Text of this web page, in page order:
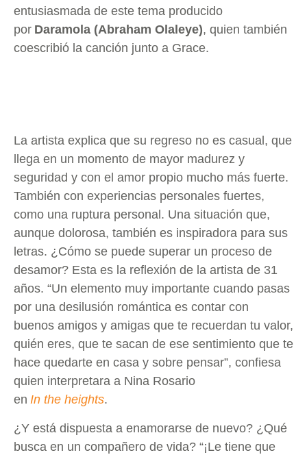
entusiasmada de este tema producido
por Daramola (Abraham Olaleye), quien también
coescribió la canción junto a Grace.
La artista explica que su regreso no es casual, que
llega en un momento de mayor madurez y
seguridad y con el amor propio mucho más fuerte.
También con experiencias personales fuertes,
como una ruptura personal. Una situación que,
aunque dolorosa, también es inspiradora para sus
letras. ¿Cómo se puede superar un proceso de
desamor? Esta es la reflexión de la artista de 31
años. “Un elemento muy importante cuando pasas
por una desilusión romántica es contar con
buenos amigos y amigas que te recuerdan tu valor,
quién eres, que te sacan de ese sentimiento que te
hace quedarte en casa y sobre pensar”, confiesa
quien interpretara a Nina Rosario
en In the heights.
¿Y está dispuesta a enamorarse de nuevo? ¿Qué
busca en un compañero de vida? “¡Le tiene que